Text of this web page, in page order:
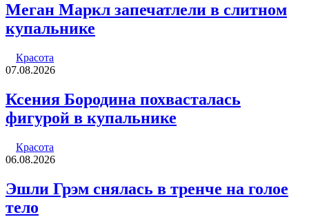
Меган Маркл запечатлели в слитном
купальнике
Красота
07.08.2026
Ксения Бородина похвасталась
фигурой в купальнике
Красота
06.08.2026
Эшли Грэм снялась в тренче на голое
тело